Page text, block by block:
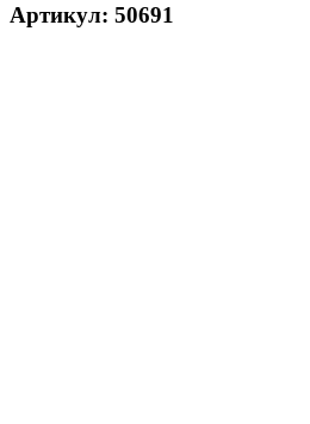
Артикул: 50691